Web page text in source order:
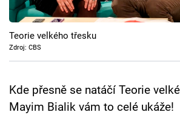
Cool Esport
Pořady
Sledujte prima+
Teorie velkého třesku
Zdroj: CBS
Kde přesně se natáčí Teorie
Mayim Bialik vám to celé ukáže!